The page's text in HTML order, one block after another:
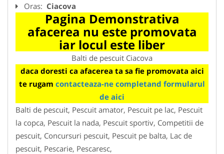
Oras: Ciacova
Pagina Demonstrativa
afacerea nu este promovata
iar locul este liber
Balti de pescuit Ciacova
daca doresti ca afacerea ta sa fie promovata aici
te rugam contacteaza-ne completand formularul
de aici
Balti de pescuit, Pescuit amator, Pescuit pe lac, Pescuit
la copca, Pescuit la nada, Pescuit sportiv, Competitii de
pescuit, Concursuri pescuit, Pescuit pe balta, Lac de
pescuit, Pescarie, Pescaresc,